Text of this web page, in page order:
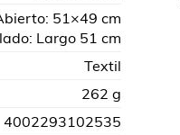
51×49 cm
Largo 51 cm
Textil
262 g
4002293102535